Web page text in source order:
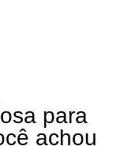
para
achou